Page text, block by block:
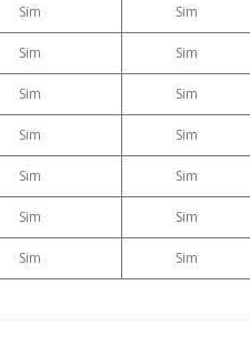
Sim Sim
Sim Sim
Sim Sim
Sim Sim
Sim Sim
Sim Sim
Sim Sim